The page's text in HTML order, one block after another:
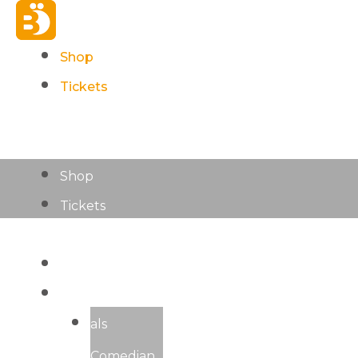
Zum
Inhalt
Shop
Tickets
Shop
Tickets
als